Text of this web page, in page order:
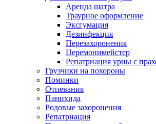
Аренда шатра
Траурное оформление
Эксгумация
Дезинфекция
Перезахоронения
Церемонимейстер
Репатриация урны с
Грузчики на похороны
Поминки
Отпевания
Панихида
Родовые захоронения
Репатриация